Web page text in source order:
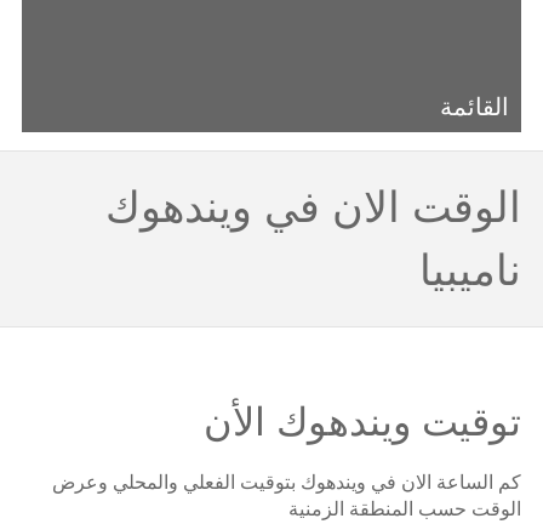
القائمة
الوقت الان في ويندهوك
ناميبيا
توقيت ويندهوك الأن
كم الساعة الان في ويندهوك بتوقيت الفعلي والمحلي وعرض
الوقت حسب المنطقة الزمنية